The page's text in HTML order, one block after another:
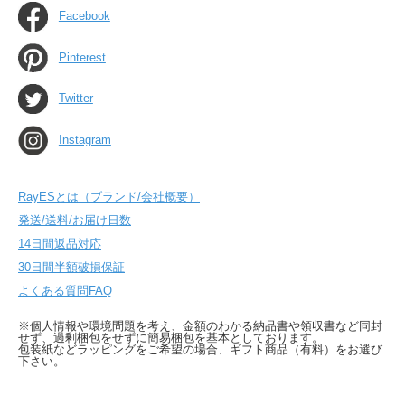
Facebook
Pinterest
Twitter
Instagram
RayESとは（ブランド/会社概要）
発送/送料/お届け日数
14日間返品対応
30日間半額破損保証
よくある質問FAQ
※個人情報や環境問題を考え、金額のわかる納品書や領収書など同封
せず、過剰梱包をせずに簡易梱包を基本としております。
包装紙などラッピングをご希望の場合、ギフト商品（有料）をお選び
下さい。